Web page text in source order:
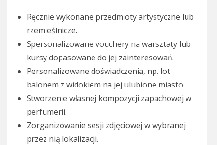
Ręcznie wykonane przedmioty artystyczne lub
rzemieślnicze.
Spersonalizowane vouchery na warsztaty lub
kursy dopasowane do jej zainteresowań.
Personalizowane doświadczenia, np. lot
balonem z widokiem na jej ulubione miasto.
Stworzenie własnej kompozycji zapachowej w
perfumerii.
Zorganizowanie sesji zdjęciowej w wybranej
przez nią lokalizacji.